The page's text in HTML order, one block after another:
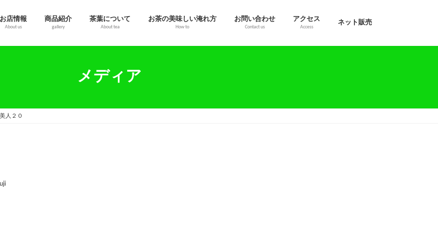
お店情報
About us
商品紹介
gallery
茶葉について
About tea
お茶の美味しい淹れ方
How to
お問い合わせ
Contact us
アクセス
Access
ネット販売
メディア
人２０